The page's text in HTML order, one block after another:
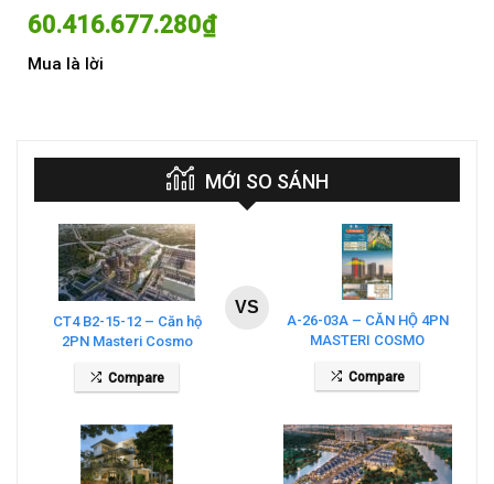
60.416.677.280₫
Mua là lời
MỚI SO SÁNH
CT4 B2-15-12 – Căn hộ
2PN Masteri Cosmo
Compare
VS
A-26-03A – CĂN HỘ 4PN
MASTERI COSMO
CITY
Compare